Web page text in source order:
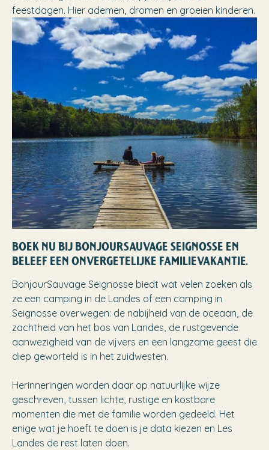
feestdagen. Hier ademen, dromen en groeien kinderen.
BOEK NU BIJ BONJOURSAUVAGE SEIGNOSSE EN
BELEEF EEN ONVERGETELIJKE FAMILIEVAKANTIE.
BonjourSauvage Seignosse biedt wat velen zoeken als
ze een camping in de Landes of een camping in
Seignosse overwegen: de nabijheid van de oceaan, de
zachtheid van het bos van Landes, de rustgevende
aanwezigheid van de vijvers en een langzame geest die
diep geworteld is in het zuidwesten.
Herinneringen worden daar op natuurlijke wijze
geschreven, tussen lichte, rustige en kostbare
momenten die met de familie worden gedeeld. Het
enige wat je hoeft te doen is je data kiezen en Les
Landes de rest laten doen.